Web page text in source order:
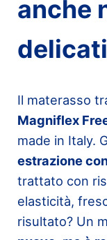
anche
delicati
Il materasso
Magniflex
made in Italy.
estrazione
trattato con
elasticità,
risultato? Un